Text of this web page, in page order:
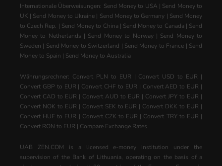
Internationale Überweisungen: Send Money to USA | Send Money to
UK | Send Money to Ukraine | Send Money to Germany | Send Money
to Czech Rep. | Send Money to China| Send Money to Canada| Send
Money to Netherlands | Send Money to Norway| Send Money to
Sweden | Send Money to Switzerland | Send Money to France | Send
Money to Spain | Send Money to Australia
Währungsrechner: Convert PLN to EUR | Convert USD to EUR |
Convert GBP to EUR | Convert CHF to EUR | Convert AED to EUR |
Convert CAD to EUR | Convert AUD to EUR | Convert JPY to EUR |
Convert NOK to EUR | Convert SEK to EUR | Convert DKK to EUR |
Convert HUF to EUR | Convert CZK to EUR | Convert TRY to EUR |
Convert RON to EUR | Compare Exchange Rates
UAB ZEN.COM is a licensed e-money institution under the
supervision of the Bank of Lithuania, operating on the basis of a